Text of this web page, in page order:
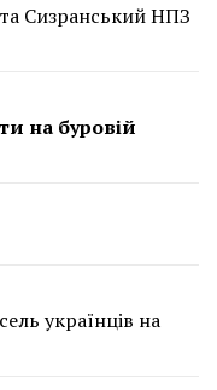
Сизранський НПЗ
на буровій
українців на